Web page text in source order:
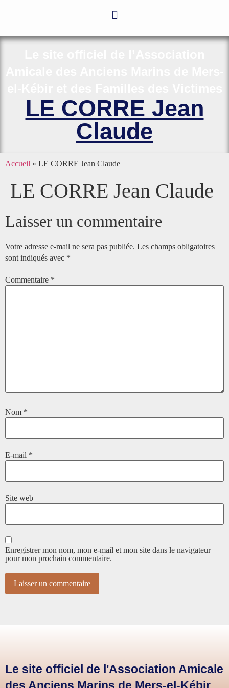
LE CORRE Jean
Claude
Accueil » LE CORRE Jean Claude
LE CORRE Jean Claude
Laisser un commentaire
Votre adresse e-mail ne sera pas publiée. Les champs obligatoires
sont indiqués avec *
Commentaire *
Nom *
E-mail *
Site web
Enregistrer mon nom, mon e-mail et mon site dans le navigateur
pour mon prochain commentaire.
Le site officiel de l'Association Amicale